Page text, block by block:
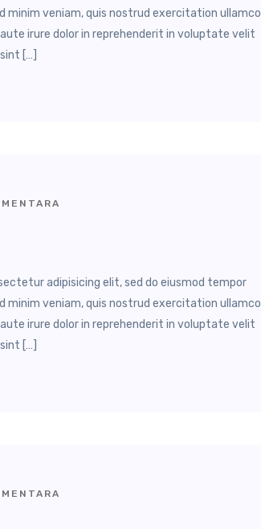
minim veniam, quis nostrud exercitation ullamco
irure dolor in reprehenderit in voluptate velit
[…]
adipisicing elit, sed do eiusmod tempor
minim veniam, quis nostrud exercitation ullamco
irure dolor in reprehenderit in voluptate velit
[…]